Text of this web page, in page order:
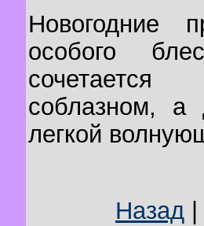
Новогодние
особого
соблазном,
легкой
Назад